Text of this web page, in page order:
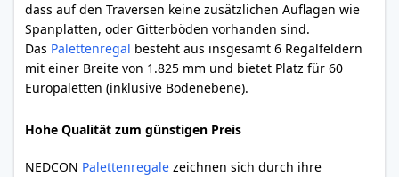
dass auf den Traversen keine zusätzlichen Auflagen wie
Spanplatten, oder Gitterböden vorhanden sind.
Das Palettenregal besteht aus insgesamt 6 Regalfeldern
mit einer Breite von 1.825 mm und bietet Platz für 60
Europaletten (inklusive Bodenebene).
Hohe Qualität zum günstigen Preis
NEDCON Palettenregale zeichnen sich durch ihre